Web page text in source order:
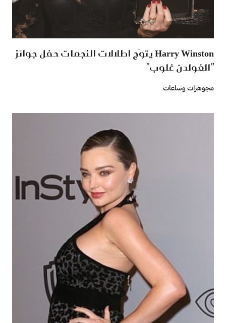
Harry Winston يتوّج اطلالات النجمات حفل جوائز
"الغولدن غلوب"
مجوهرات وساعات